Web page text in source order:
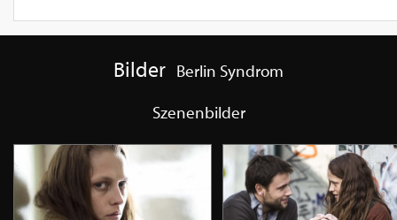
Bilder Berlin Syndrom
Szenenbilder